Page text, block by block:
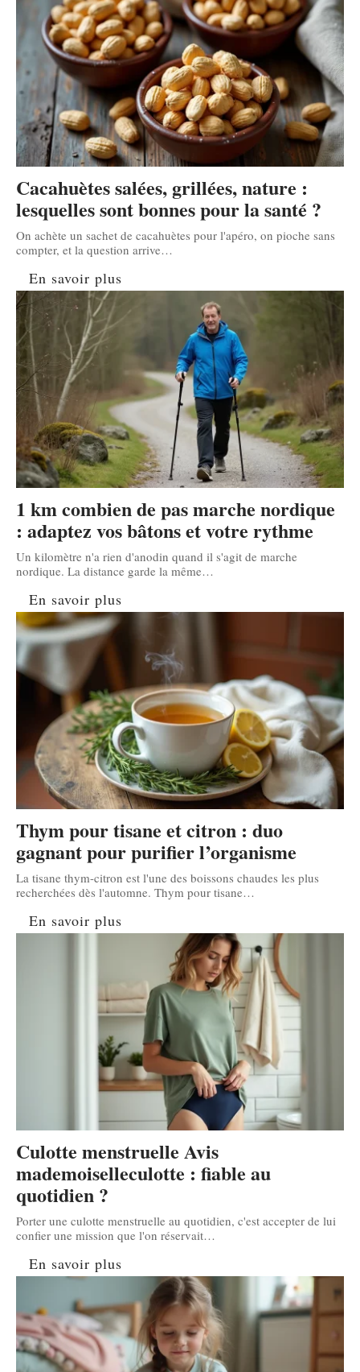
Cacahuètes salées, grillées, nature :
lesquelles sont bonnes pour la santé ?
On achète un sachet de cacahuètes pour l'apéro, on pioche sans
compter, et la question arrive…
En savoir plus
1 km combien de pas marche nordique
: adaptez vos bâtons et votre rythme
Un kilomètre n'a rien d'anodin quand il s'agit de marche
nordique. La distance garde la même…
En savoir plus
Thym pour tisane et citron : duo
gagnant pour purifier l’organisme
La tisane thym-citron est l'une des boissons chaudes les plus
recherchées dès l'automne. Thym pour tisane…
En savoir plus
Culotte menstruelle Avis
mademoiselleculotte : fiable au
quotidien ?
Porter une culotte menstruelle au quotidien, c'est accepter de lui
confier une mission que l'on réservait…
En savoir plus